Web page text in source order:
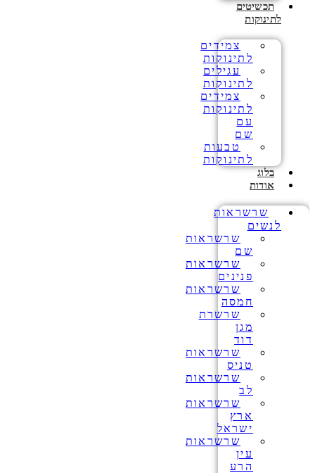
תכשיטים
לתינוקות
צמידים
לתינוקות
עגילים
לתינוקות
צמידים
לתינוקות
עם
שם
טבעות
לתינוקות
בלוג
אודות
שרשראות
לנשים
שרשראות
שם
שרשראות
פנינים
שרשראות
חמסה
שרשרת
מגן
דוד
שרשראות
טניס
שרשראות
לב
שרשראות
ארץ
ישראל
שרשראות
עין
הרע